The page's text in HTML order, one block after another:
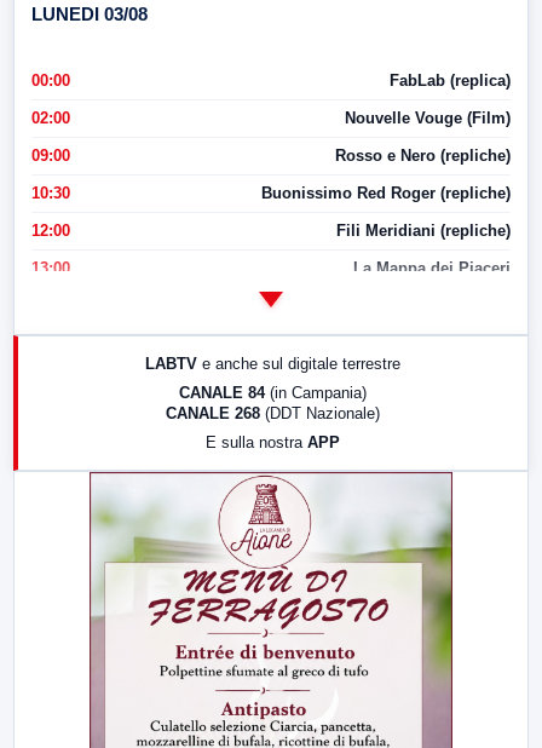
LUNEDI 03/08
00:00 FabLab (replica)
02:00 Nouvelle Vouge (Film)
09:00 Rosso e Nero (repliche)
10:30 Buonissimo Red Roger (repliche)
12:00 Fili Meridiani (repliche)
13:00 La Mappa dei Piaceri
LABTV e anche sul digitale terrestre
CANALE 84 (in Campania)
CANALE 268 (DDT Nazionale)
E sulla nostra APP